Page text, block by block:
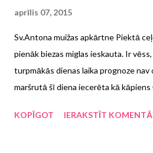
aprīlis 07, 2015
Sv.Antona muižas apkārtne Piektā
pienāk biezas miglas ieskauta. Ir
turpmākās dienas laika prognoze
maršrutā šī diena iecerēta kā kāpiens
nav gaidāms. Atliek sēsties mašīnā
KOPĪGOT IERAKSTĪT